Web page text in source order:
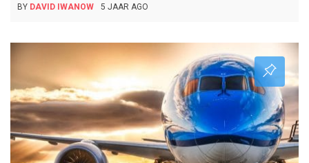
BY DAVID IWANOW 5 JAAR AGO